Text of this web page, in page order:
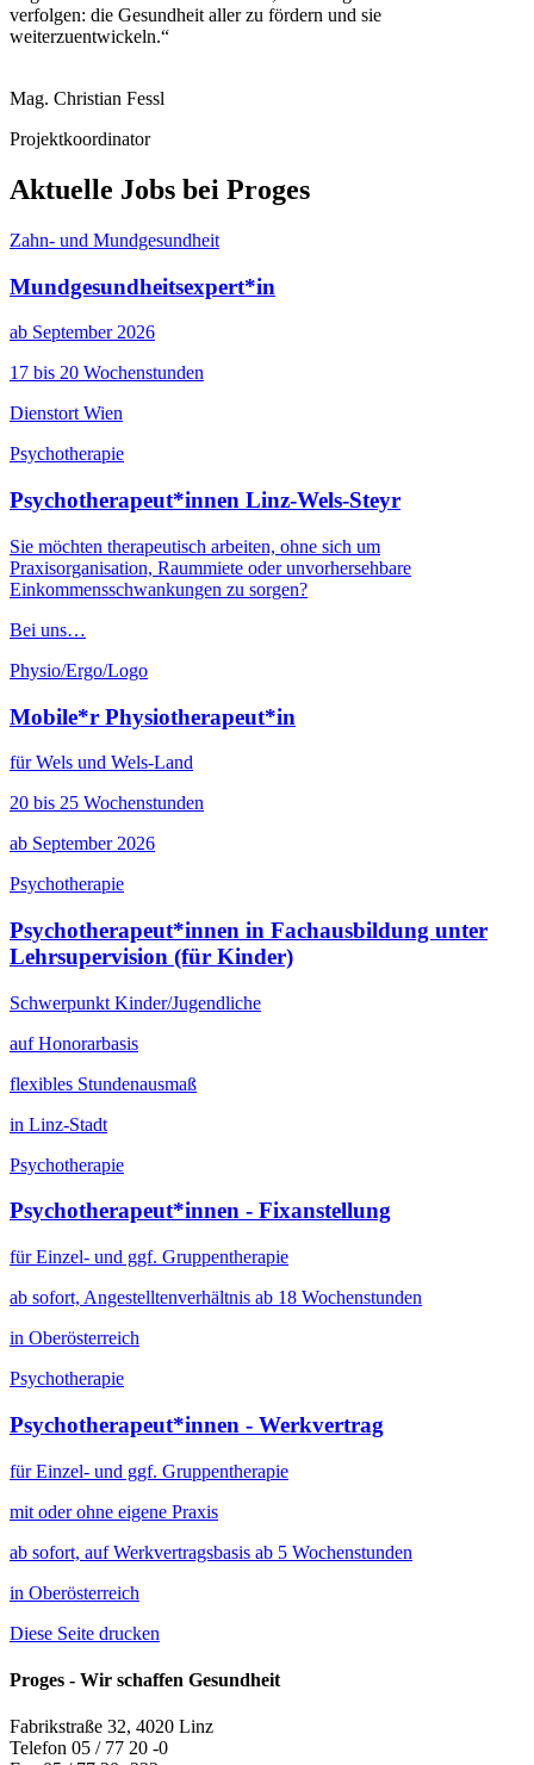
verfolgen: die Gesundheit aller zu fördern und sie
weiterzuentwickeln.“
Mag. Christian Fessl
Projektkoordinator
Aktuelle Jobs bei Proges
Zahn- und Mundgesundheit
Mundgesundheitsexpert*in
ab September 2026
17 bis 20 Wochenstunden
Dienstort Wien
Psychotherapie
Psychotherapeut*innen Linz-Wels-Steyr
Sie möchten therapeutisch arbeiten, ohne sich um
Praxisorganisation, Raummiete oder unvorhersehbare
Einkommensschwankungen zu sorgen?
Bei uns…
Physio/Ergo/Logo
Mobile*r Physiotherapeut*in
für Wels und Wels-Land
20 bis 25 Wochenstunden
ab September 2026
Psychotherapie
Psychotherapeut*innen in Fachausbildung unter
Lehrsupervision (für Kinder)
Schwerpunkt Kinder/Jugendliche
auf Honorarbasis
flexibles Stundenausmaß
in Linz-Stadt
Psychotherapie
Psychotherapeut*innen - Fixanstellung
für Einzel- und ggf. Gruppentherapie
ab sofort, Angestelltenverhältnis ab 18 Wochenstunden
in Oberösterreich
Psychotherapie
Psychotherapeut*innen - Werkvertrag
für Einzel- und ggf. Gruppentherapie
mit oder ohne eigene Praxis
ab sofort, auf Werkvertragsbasis ab 5 Wochenstunden
in Oberösterreich
Diese Seite drucken
Proges - Wir schaffen Gesundheit
Fabrikstraße 32, 4020 Linz
Telefon 05 / 77 20 -0